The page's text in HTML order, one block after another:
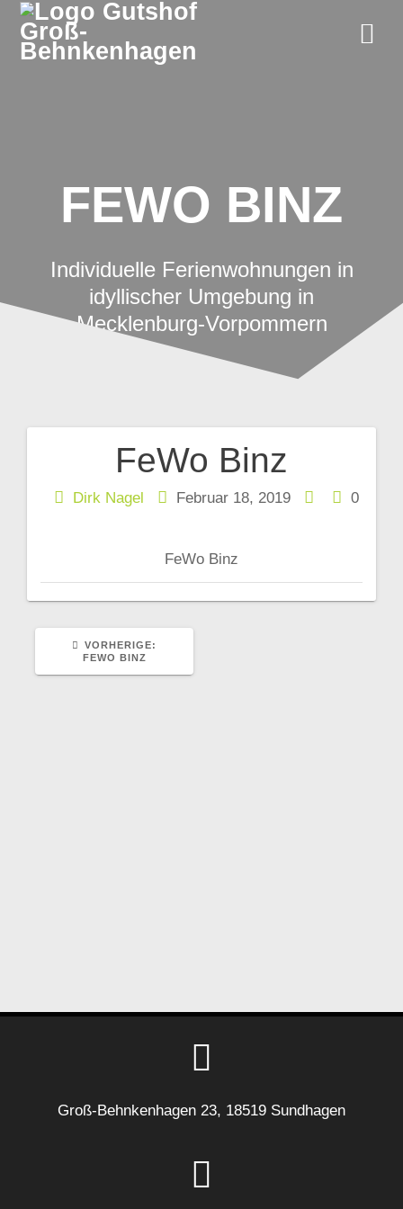
FEWO BINZ
Individuelle Ferienwohnungen in
idyllischer Umgebung in
Mecklenburg-Vorpommern
FeWo Binz
Dirk Nagel Februar 18, 2019 0
FeWo Binz
Beitragsnavigation
VORHERIGE:
FEWO BINZ
Groß-Behnkenhagen 23, 18519 Sundhagen